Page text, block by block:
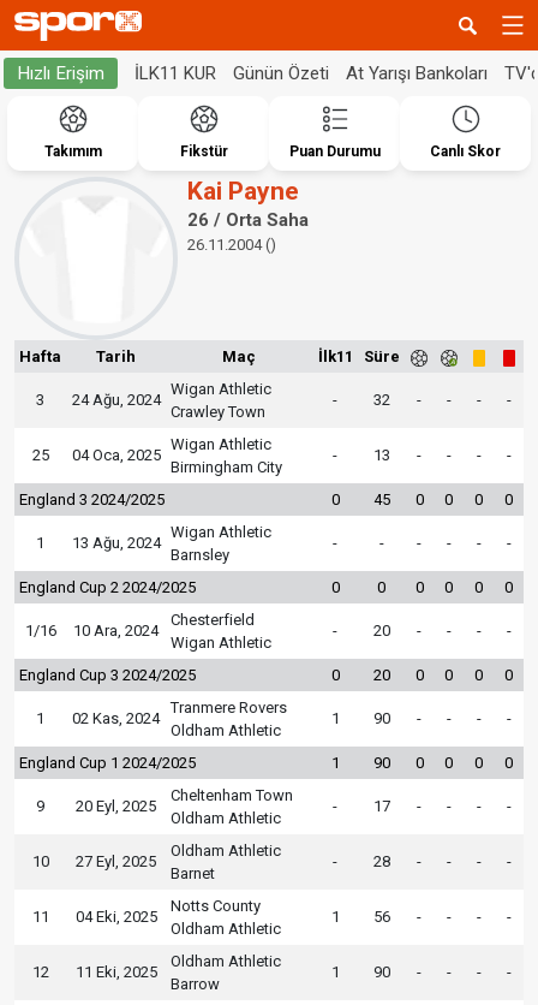
Hızlı Erişim İLK11 KUR Günün Özeti At Yarışı Bankoları
Takımım Fikstür Puan Durumu Canlı Skor
Kai Payne
26 / Orta Saha
26.11.2004 ()
Hafta Tarih Maç İlk11 Süre
3 24 Ağu, 2024
Wigan Athletic
Crawley Town
- 32 - - - -
25 04 Oca, 2025
Wigan Athletic
Birmingham City
- 13 - - - -
England 3 2024/2025 0 45 0 0 0 0
1 13 Ağu, 2024
Wigan Athletic
Barnsley
- - - - - -
England Cup 2 2024/2025 0 0 0 0 0 0
1/16 10 Ara, 2024
Chesterfield
Wigan Athletic
- 20 - - - -
England Cup 3 2024/2025 0 20 0 0 0 0
1 02 Kas, 2024
Tranmere Rovers
Oldham Athletic
1 90 - - - -
England Cup 1 2024/2025 1 90 0 0 0 0
9 20 Eyl, 2025
Cheltenham Town
Oldham Athletic
- 17 - - - -
10 27 Eyl, 2025
Oldham Athletic
Barnet
- 28 - - - -
11 04 Eki, 2025
Notts County
Oldham Athletic
1 56 - - - -
12 11 Eki, 2025
Oldham Athletic
Barrow
1 90 - - - -